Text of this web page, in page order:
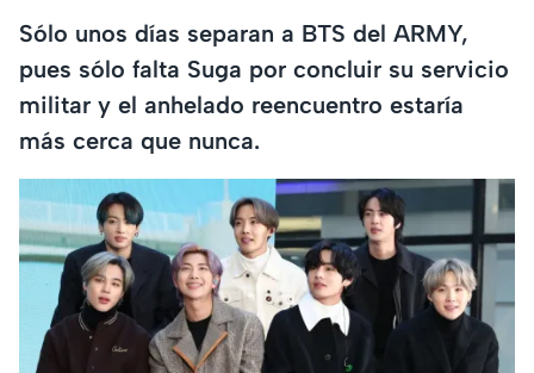
Sólo unos días separan a BTS del ARMY,
pues sólo falta Suga por concluir su servicio
militar y el anhelado reencuentro estaría
más cerca que nunca.